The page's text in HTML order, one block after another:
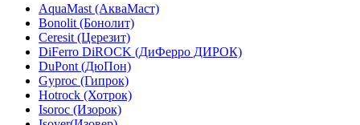
AquaMast (АкваМаст)
Bonolit (Бонолит)
Ceresit (Церезит)
DiFerro DiROCK (ДиФерро ДИРОК)
DuPont (ДюПон)
Gyproc (Гипрок)
Hotrock (Хотрок)
Isoroc (Изорок)